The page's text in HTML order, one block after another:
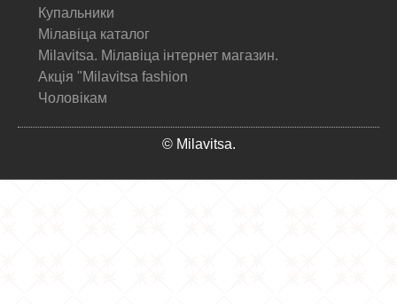
Купальники
Мілавіца каталог
Milavitsa. Мілавіца інтернет магазин.
Акція "Milavitsa fashion
Чоловікам
© Milavitsa.